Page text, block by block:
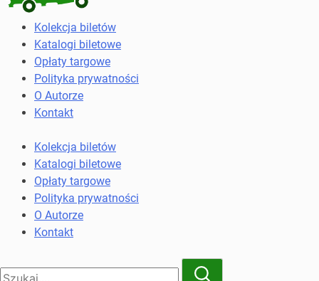
Kolekcja
biletów
komunikacji
miejskiej
kolejowych
Kolekcja biletów
Katalogi biletowe
Opłaty targowe
Polityka prywatności
O Autorze
Kontakt
Kolekcja biletów
Katalogi biletowe
Opłaty targowe
Polityka prywatności
O Autorze
Kontakt
Close
Search